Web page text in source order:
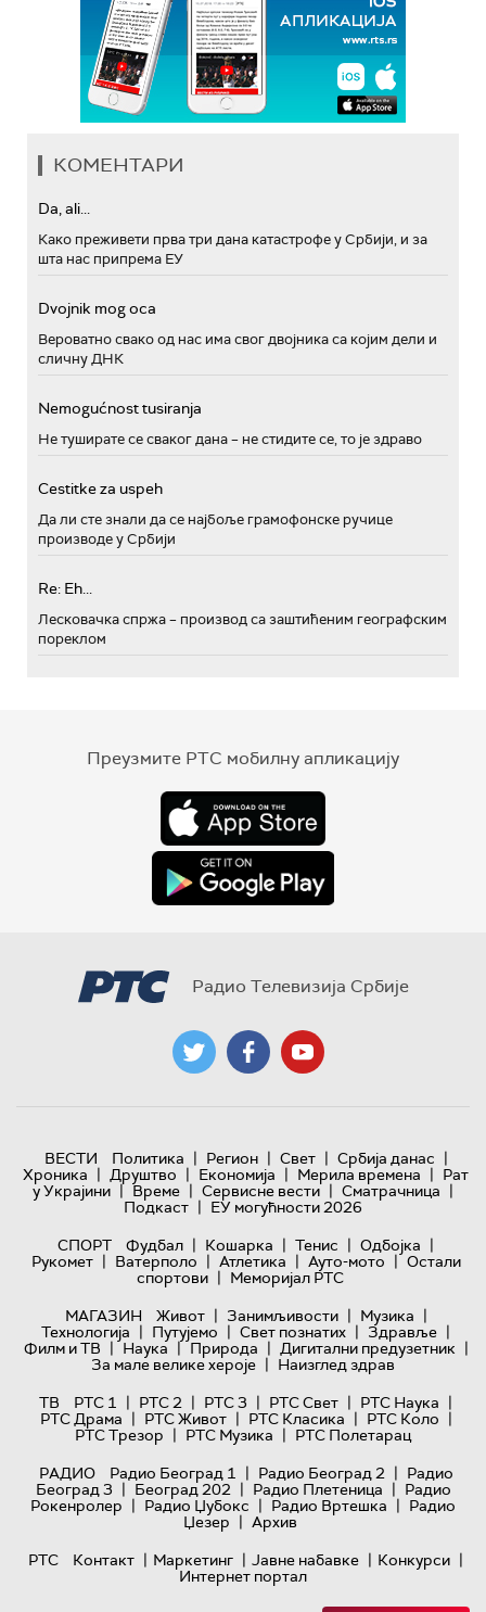
КОМЕНТАРИ
Da, ali...
Како преживети прва три дана катастрофе у Србији, и за
шта нас припрема ЕУ
Dvojnik mog oca
Вероватно свако од нас има свог двојника са којим дели и
сличну ДНК
Nemogućnost tusiranja
Не туширате се сваког дана – не стидите се, то је здраво
Cestitke za uspeh
Да ли сте знали да се најбоље грамофонске ручице
производе у Србији
Re: Eh...
Лесковачка спржа – производ са заштићеним географским
пореклом
Преузмите РТС мобилну апликацију
Радио Телевизија Србије
ВЕСТИ Политика | Регион | Свет | Србија данас |
Хроника | Друштво | Економија | Мерила времена | Рат
у Украјини | Време | Сервисне вести | Сматрачница |
Подкаст | ЕУ могућности 2026
СПОРТ
Фудбал | Кошарка | Тенис | Одбојка |
Рукомет | Ватерполо | Атлетика | Ауто-мото | Остали
спортови | Меморијал РТС
МАГАЗИН
Живот | Занимљивости | Музика |
Технологијa | Путујемо | Свет познатих | Здравље |
Филм и ТВ | Наука | Природа | Дигитални предузетник |
За мале велике хероје | Наизглед здрав
ТВ
РТС 1 | РТС 2 | РТС 3 | РТС Свет | РТС Наука |
РТС Драма | РТС Живот | РТС Класика | РТС Коло |
РТС Трезор | РТС Музика | РТС Полетарац
РАДИО
Радио Београд 1 | Радио Београд 2 | Радио
Београд 3 | Београд 202 | Радио Плетеница | Радио
Рокенролер | Радио Џубокс | Радио Вртешка | Радио
Џезер | Архив
РТС
Контакт | Маркетинг | Јавне набавке | Конкурси |
Интернет портал